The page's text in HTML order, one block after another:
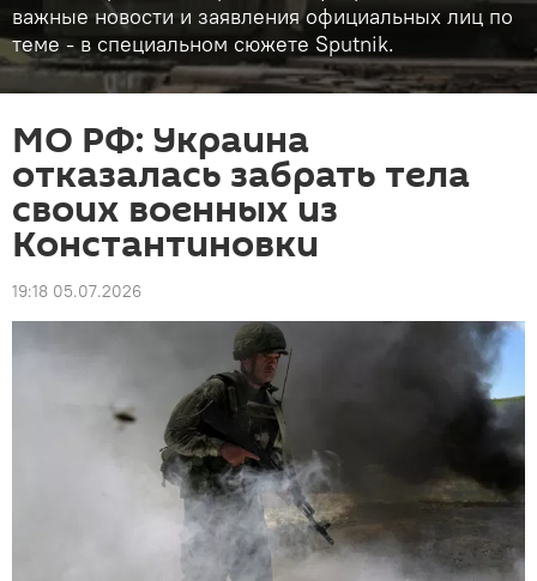
важные новости и заявления официальных лиц по
теме - в специальном сюжете Sputnik.
МО РФ: Украина
отказалась забрать тела
своих военных из
Константиновки
19:18 05.07.2026